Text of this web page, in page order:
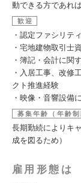
動できる方であれ
歓迎
・認定ファシリテ
・宅地建物取引士
・簿記・会計に関
・入居工事、改修
クト推進経験
・映像・音響設備
募集年齢（年齢制
長期勤続によりキ
成を図るため）
雇用形態は